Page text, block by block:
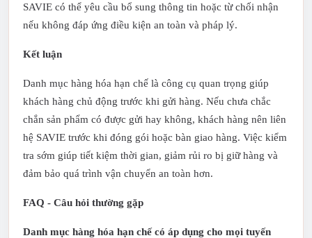
SAVIE có thể yêu cầu bổ sung thông tin hoặc từ chối nhận
nếu không đáp ứng điều kiện an toàn và pháp lý.
Kết luận
Danh mục hàng hóa hạn chế là công cụ quan trọng giúp
khách hàng chủ động trước khi gửi hàng. Nếu chưa chắc
chắn sản phẩm có được gửi hay không, khách hàng nên liên
hệ SAVIE trước khi đóng gói hoặc bàn giao hàng. Việc kiểm
tra sớm giúp tiết kiệm thời gian, giảm rủi ro bị giữ hàng và
đảm bảo quá trình vận chuyển an toàn hơn.
FAQ - Câu hỏi thường gặp
Danh mục hàng hóa hạn chế có áp dụng cho mọi tuyến